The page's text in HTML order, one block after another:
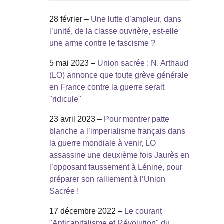
28 février – Une lutte d’ampleur, dans
l’unité, de la classe ouvrière, est-elle
une arme contre le fascisme ?
5 mai 2023 – Union sacrée : N. Arthaud
(LO) annonce que toute grève générale
en France contre la guerre serait
"ridicule"
23 avril 2023 – Pour montrer patte
blanche a l’imperialisme français dans
la guerre mondiale à venir, LO
assassine une deuxième fois Jaurès en
l’opposant faussement à Lénine, pour
préparer son ralliement à l’Union
Sacrée !
17 décembre 2022 – Le courant